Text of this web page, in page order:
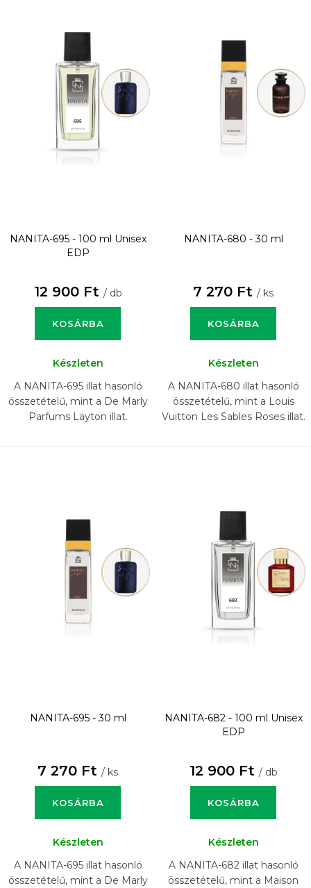
NANITA-695 - 100 ml Unisex
EDP
12 900 Ft / db
KOSÁRBA
Készleten
A NANITA-695 illat hasonló
összetételű, mint a De Marly
Parfums Layton illat.
NANITA-680 - 30 ml
7 270 Ft / ks
KOSÁRBA
Készleten
A NANITA-680 illat hasonló
összetételű, mint a Louis
Vuitton Les Sables Roses illat.
NANITA-695 - 30 ml
7 270 Ft / ks
KOSÁRBA
Készleten
A NANITA-695 illat hasonló
összetételű, mint a De Marly
NANITA-682 - 100 ml Unisex
EDP
12 900 Ft / db
KOSÁRBA
Készleten
A NANITA-682 illat hasonló
összetételű, mint a Maison